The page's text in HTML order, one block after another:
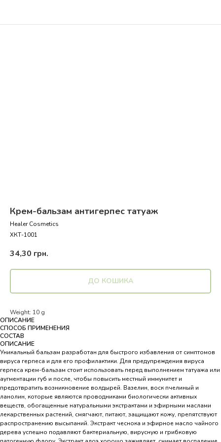
Крем-бальзам антигерпес татуаж
Healer Cosmetics
ХКТ-1001
34,30 грн.
ДО КОШИКА
Weight: 10 g
ОПИСАНИЕ
СПОСОБ ПРИМЕНЕНИЯ
СОСТАВ
ОПИСАНИЕ
Уникальный бальзам разработан для быстрого избавления от симптомов
вируса герпеса и для его профилактики. Для предупреждения вируса
герпеса крем-бальзам стоит использовать перед выполнением татуажа или
аугментации губ и после, чтобы повысить местный иммунитет и
предотвратить возникновение волдырей. Вазелин, воск пчелиный и
ланолин, которые являются проводниками биологически активных
веществ, обогащенные натуральными экстрактами и эфирными маслами
лекарственных растений, смягчают, питают, защищают кожу, препятствуют
распространению высыпаний. Экстракт чеснока и эфирное масло чайного
дерева успешно подавляют бактериальную, вирусную и грибковую